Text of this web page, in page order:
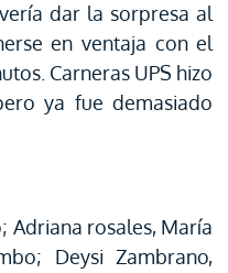
dar la sorpresa al
en ventaja con el
Carneras UPS hizo
ya fue demasiado
Adriana rosales, María
Deysi Zambrano,